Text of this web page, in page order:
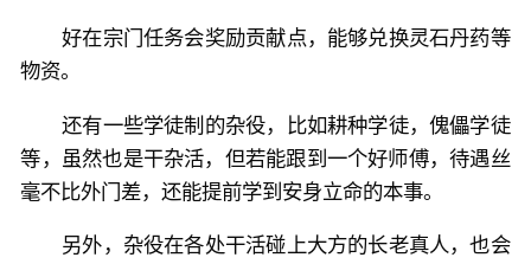
好在宗门任务会奖励贡献点，能够兑换灵石丹药等
物资。
还有一些学徒制的杂役，比如耕种学徒，傀儡学徒
等，虽然也是干杂活，但若能跟到一个好师傅，待遇丝
毫不比外门差，还能提前学到安身立命的本事。
另外，杂役在各处干活碰上大方的长老真人，也会